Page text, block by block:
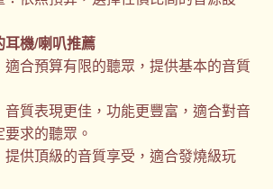
耳機/喇叭推薦
適合預算有限的聽眾，提供基本的音質
音質表現更佳，功能更豐富，適合對音
求的聽眾。
提供頂級的音質享受，適合發燒級玩